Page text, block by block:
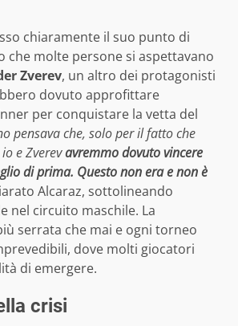
chiaramente il suo punto di
che molte persone si aspettavano
Zverev, un altro dei protagonisti
dovuto approfittare
per conquistare la vetta del
pensava che, solo per il fatto che
e Zverevavremmo dovuto vincere
di prima. Questo non era e non è
Alcaraz, sottolineando
nel circuito maschile. La
serrata che mai e ogni torneo
dove molti giocatori
di emergere.
crisi